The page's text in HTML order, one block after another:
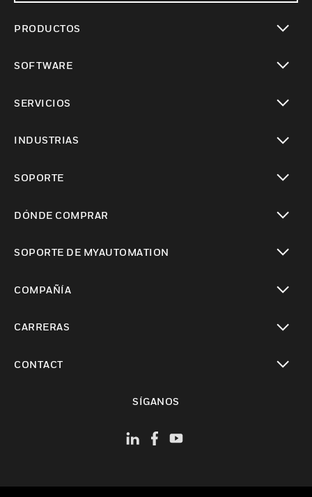
PRODUCTOS
SOFTWARE
SERVICIOS
INDUSTRIAS
SOPORTE
DÓNDE COMPRAR
SOPORTE DE MYAUTOMATION
COMPAÑÍA
CARRERAS
CONTACT
SÍGANOS